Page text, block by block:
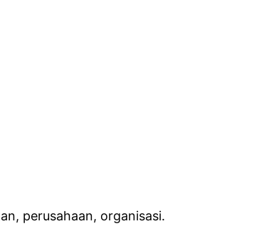
perusahaan, organisasi.